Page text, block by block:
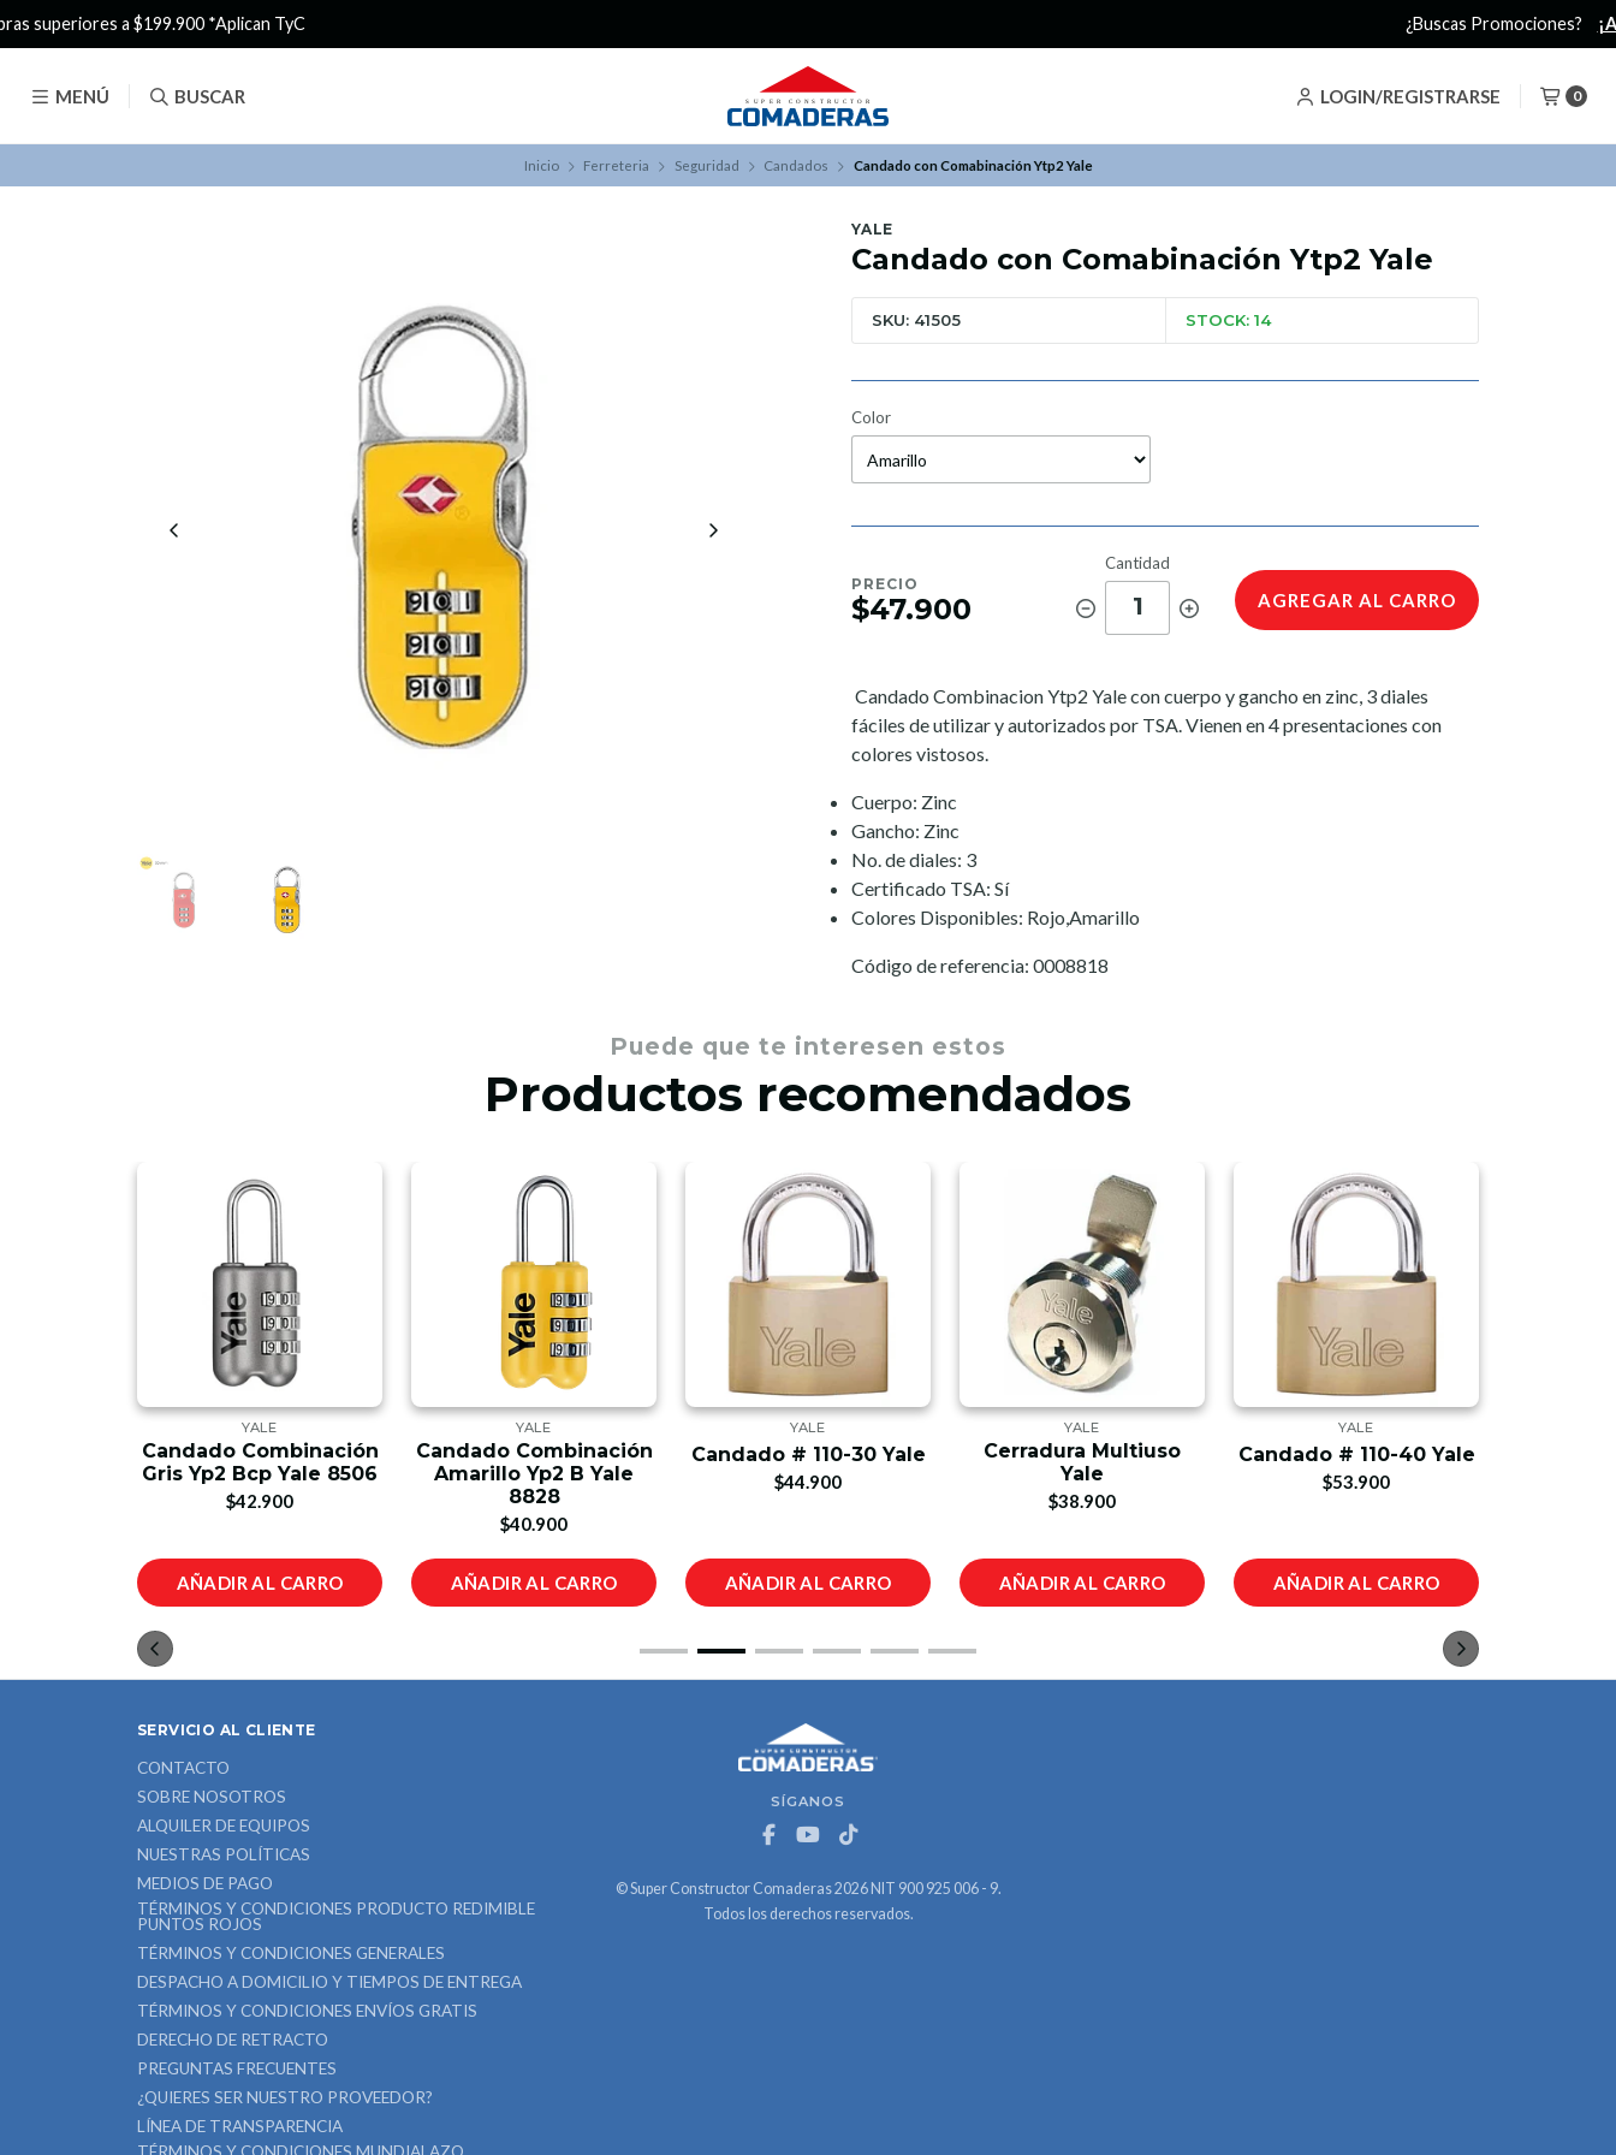
MENÚ BUSCAR LOGIN/REGISTRARSE 0
Inicio Ferreteria Seguridad Candados Candado con Comabinación Ytp2 Yale
YALE
Candado con Comabinación Ytp2 Yale
SKU: 41505 STOCK: 14
Color
PRECIO
$47.900
Cantidad
1 AGREGAR AL CARRO
Candado Combinacion Ytp2 Yale con cuerpo y gancho en zinc, 3 diales
fáciles de utilizar y autorizados por TSA. Vienen en 4 presentaciones con
colores vistosos.
Cuerpo: Zinc
Gancho: Zinc
No. de diales: 3
Certificado TSA: Sí
Colores Disponibles: Rojo,Amarillo
Código de referencia: 0008818
Puede que te interesen estos
Productos recomendados
YALE
Candado Combinación
Gris Yp2 Bcp Yale 8506
$42.900
AÑADIR AL CARRO
YALE
Candado Combinación
Amarillo Yp2 B Yale
8828
$40.900
AÑADIR AL CARRO
YALE
Candado # 110-30 Yale
$44.900
AÑADIR AL CARRO
YALE
Cerradura Multiuso
Yale
$38.900
AÑADIR AL CARRO
YALE
Candado # 110-40 Yale
$53.900
AÑADIR AL CARRO
SÍGANOS
© Super Constructor Comaderas 2026 NIT 900 925 006 - 9.
Todos los derechos reservados.
SERVICIO AL CLIENTE
CONTACTO
SOBRE NOSOTROS
ALQUILER DE EQUIPOS
NUESTRAS POLÍTICAS
MEDIOS DE PAGO
TÉRMINOS Y CONDICIONES PRODUCTO REDIMIBLE
PUNTOS ROJOS
TÉRMINOS Y CONDICIONES GENERALES
DESPACHO A DOMICILIO Y TIEMPOS DE ENTREGA
TÉRMINOS Y CONDICIONES ENVÍOS GRATIS
DERECHO DE RETRACTO
PREGUNTAS FRECUENTES
¿QUIERES SER NUESTRO PROVEEDOR?
LÍNEA DE TRANSPARENCIA